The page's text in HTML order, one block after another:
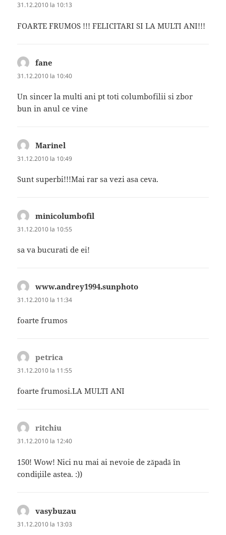
31.12.2010 la 10:13
FOARTE FRUMOS !!! FELICITARI SI LA MULTI ANI!!!
fane
31.12.2010 la 10:40
Un sincer la multi ani pt toti columbofilii si zbor
bun in anul ce vine
Marinel
31.12.2010 la 10:49
Sunt superbi!!!Mai rar sa vezi asa ceva.
minicolumbofil
31.12.2010 la 10:55
sa va bucurati de ei!
www.andrey1994.sunphoto
31.12.2010 la 11:34
foarte frumos
petrica
31.12.2010 la 11:55
foarte frumosi.LA MULTI ANI
ritchiu
31.12.2010 la 12:40
150! Wow! Nici nu mai ai nevoie de zăpadă în
condiţiile astea. :))
vasybuzau
31.12.2010 la 13:03